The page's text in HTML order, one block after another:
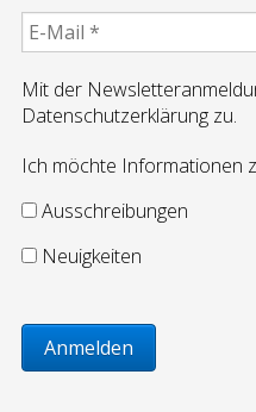
Ausschreibungen
Vermietung
Referenzen
Referenzen Putzarbeiten
Mit der
Datenschutzerklärung zu.
Ich möchte Informationen
Ausschreibungen
Neuigkeiten